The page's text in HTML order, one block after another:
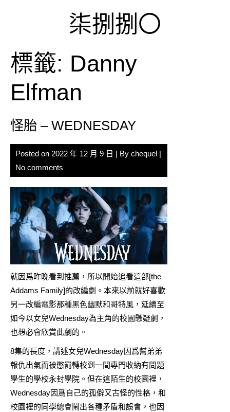
柒捌捌〇
標籤: Danny
Elfman
怪胎 – WEDNESDAY
Posted on 2022 年 12 月 9 日 | By chequel |
No comments
就因爲昨晚看到 推薦 ，所以開始追看這部[the
Addams Family]的改編劇。本來以前就好喜歡
另一改編電影那種黑色幽默和哥特風，延續至
如今以女兒Wednesday為主角的校園懸疑劇，
也想必會欣賞此劇的。
8集的長度，講述女兒Wednesday因爲幫弟弟
報仇出氣而被懲罰轉校到一間專門收納有問題
學生的學校永封學院。但在這陌生的校園裡，
Wednesday因爲自己的孤僻又古怪的性格，和
校園裡的同學總會鬧出各種矛盾和誤會，也因